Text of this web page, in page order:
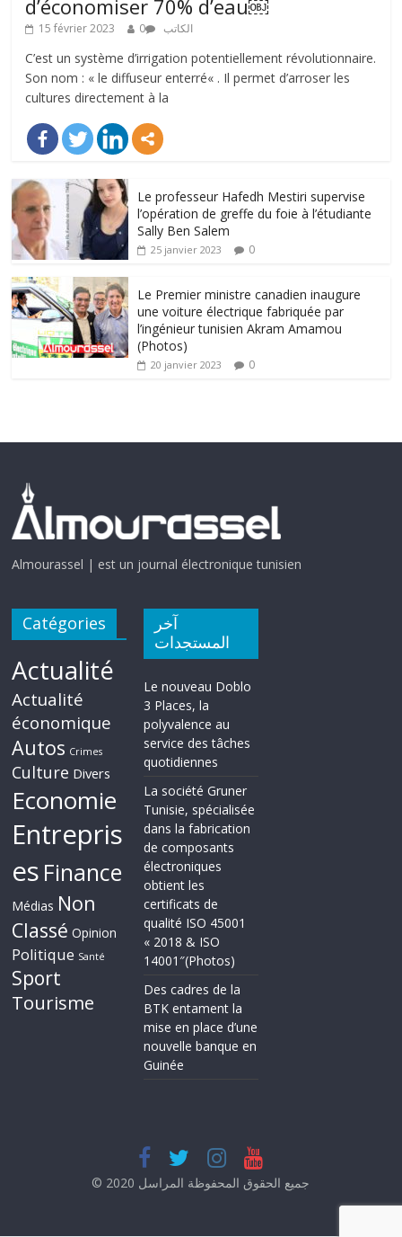
d’économiser 70% d’eau￼
15 février 2023 الكاتب 0
C’est un système d’irrigation potentiellement révolutionnaire.
Son nom : « le diffuseur enterré« . Il permet d’arroser les
cultures directement à la
Le professeur Hafedh Mestiri supervise
l’opération de greffe du foie à l’étudiante
Sally Ben Salem
25 janvier 2023 0
Le Premier ministre canadien inaugure
une voiture électrique fabriquée par
l’ingénieur tunisien Akram Amamou
(Photos)
20 janvier 2023 0
Almourassel | est un journal électronique tunisien
Catégories
Actualité
Actualité
économique
Autos Crimes
Culture Divers
Economie
Entrepris
es Finance
Médias Non
Classé Opinion
Politique Santé
Sport
Tourisme
آخر
المستجدات
Le nouveau Doblo
3 Places, la
polyvalence au
service des tâches
quotidiennes
La société Gruner
Tunisie, spécialisée
dans la fabrication
de composants
électroniques
obtient les
certificats de
qualité ISO 45001
« 2018 & ISO
14001″(Photos)
Des cadres de la
BTK entament la
mise en place d’une
nouvelle banque en
Guinée
© 2020 جميع الحقوق المحفوظة المراسل